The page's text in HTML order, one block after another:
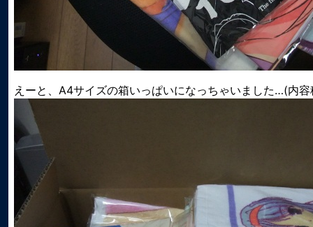
えーと、A4サイズの箱いっぱいになっちゃいました…(内